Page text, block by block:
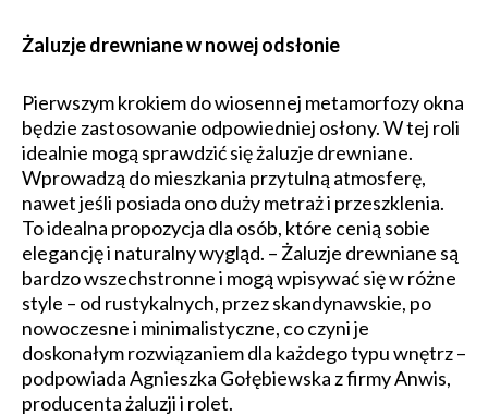
Żaluzje drewniane w nowej odsłonie
Pierwszym krokiem do wiosennej metamorfozy okna
będzie zastosowanie odpowiedniej osłony. W tej roli
idealnie mogą sprawdzić się żaluzje drewniane.
Wprowadzą do mieszkania przytulną atmosferę,
nawet jeśli posiada ono duży metraż i przeszklenia.
To idealna propozycja dla osób, które cenią sobie
elegancję i naturalny wygląd. – Żaluzje drewniane są
bardzo wszechstronne i mogą wpisywać się w różne
style – od rustykalnych, przez skandynawskie, po
nowoczesne i minimalistyczne, co czyni je
doskonałym rozwiązaniem dla każdego typu wnętrz –
podpowiada Agnieszka Gołębiewska z firmy Anwis,
producenta żaluzji i rolet.